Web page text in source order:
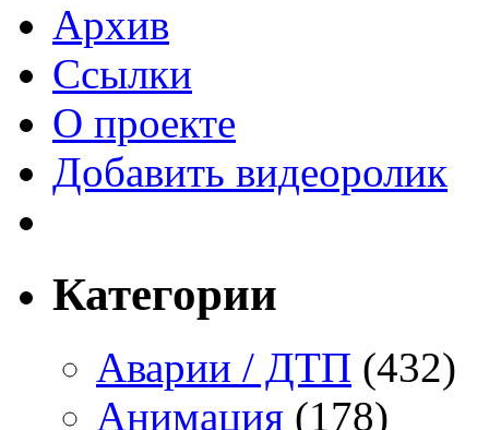
Архив
Ссылки
О проекте
Добавить видеоролик
Категории
Аварии / ДТП (432)
Анимация (178)